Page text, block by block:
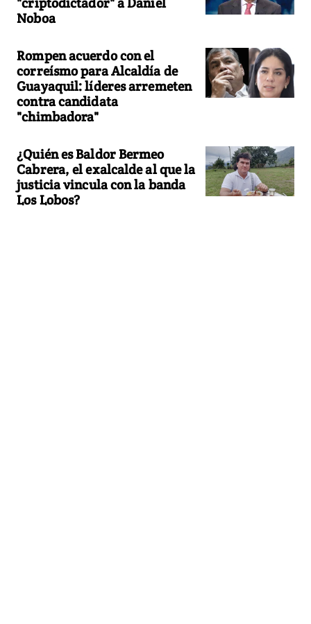
Noboa
Rompen acuerdo con el
correísmo para Alcaldía de
Guayaquil: líderes arremeten
contra candidata
"chimbadora"
¿Quién es Baldor Bermeo
Cabrera, el exalcalde al que la
justicia vincula con la banda
Los Lobos?